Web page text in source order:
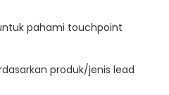
pahami touchpoint
produk/jenis lead